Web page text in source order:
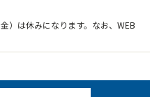
）は休みになります。なお、WEB